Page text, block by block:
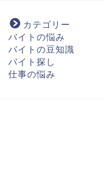
カテゴリー
バイトの悩み
バイトの豆知識
バイト探し
仕事の悩み